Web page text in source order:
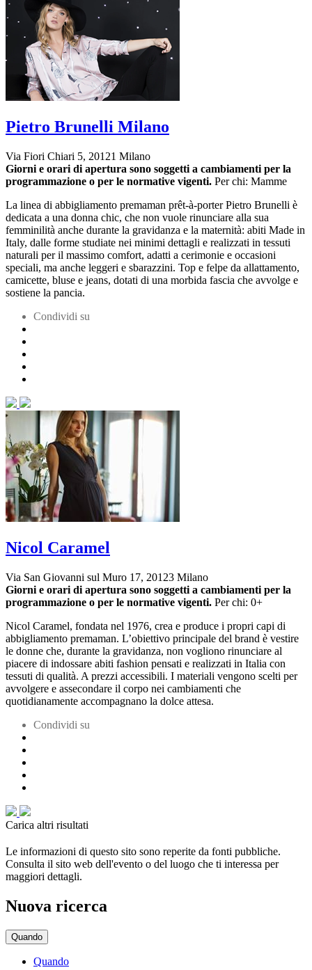
Pietro Brunelli Milano
Via Fiori Chiari 5, 20121 Milano
Giorni e orari di apertura sono soggetti a cambiamenti per la
programmazione o per le normative vigenti. Per chi: Mamme
La linea di abbigliamento premaman prêt-à-porter Pietro Brunelli è
dedicata a una donna chic, che non vuole rinunciare alla sua
femminilità anche durante la gravidanza e la maternità: abiti Made in
Italy, dalle forme studiate nei minimi dettagli e realizzati in tessuti
naturali per il massimo comfort, adatti a cerimonie e occasioni
speciali, ma anche leggeri e sbarazzini. Top e felpe da allattamento,
camicette, bluse e jeans, dotati di una morbida fascia che avvolge e
sostiene la pancia.
Condividi su
Nicol Caramel
Via San Giovanni sul Muro 17, 20123 Milano
Giorni e orari di apertura sono soggetti a cambiamenti per la
programmazione o per le normative vigenti. Per chi: 0+
Nicol Caramel, fondata nel 1976, crea e produce i propri capi di
abbigliamento premaman. L’obiettivo principale del brand è vestire
le donne che, durante la gravidanza, non vogliono rinunciare al
piacere di indossare abiti fashion pensati e realizzati in Italia con
tessuti di qualità. A prezzi accessibili. I materiali vengono scelti per
avvolgere e assecondare il corpo nei cambiamenti che
quotidianamente accompagnano la dolce attesa.
Condividi su
Carica altri risultati
Le informazioni di questo sito sono reperite da fonti pubbliche.
Consulta il sito web dell'evento o del luogo che ti interessa per
maggiori dettagli.
Nuova ricerca
Quando
Quando